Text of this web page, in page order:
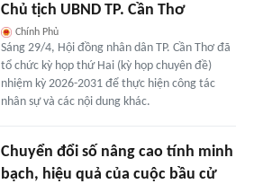
Chủ tịch UBND TP. Cần Thơ
Chính Phủ
Sáng 29/4, Hội đồng nhân dân TP. Cần Thơ đã
tổ chức kỳ họp thứ Hai (kỳ họp chuyên đề)
nhiệm kỳ 2026-2031 để thực hiện công tác
nhân sự và các nội dung khác.
Chuyển đổi số nâng cao tính minh
bạch, hiệu quả của cuộc bầu cử